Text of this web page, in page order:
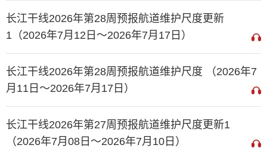
长江干线2026年第28周预报航道维护尺度更新
1（2026年7月12日～2026年7月17日）
长江干线2026年第28周预报航道维护尺度 （2026年7
月11日～2026年7月17日）
长江干线2026年第27周预报航道维护尺度更新1
（2026年7月08日～2026年7月10日）